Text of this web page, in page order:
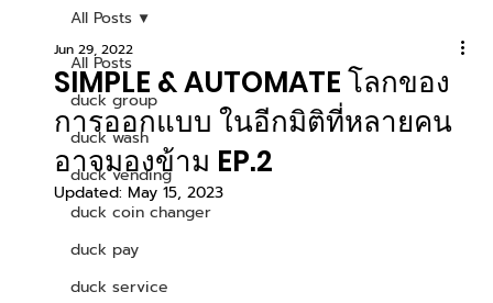
All Posts
duck group
duck wash
duck vending
duck coin changer
duck pay
duck service
All Posts
SIMPLE & AUTOMATE โลกของ
การออกแบบ ในอีกมิติที่หลายคน
อาจมองข้าม EP.2
Jun 29, 2022
Updated: May 15, 2023